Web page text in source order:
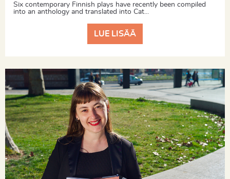
Six contemporary Finnish plays have recently been compiled
into an anthology and translated into Cat...
LUE LISÄÄ